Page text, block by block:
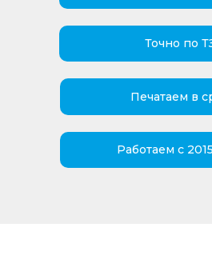
Точно по
Печатаем в
Работаем с